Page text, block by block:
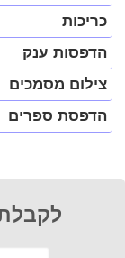
כריכות
הדפסות ענק
צילום מסמכים
הדפסת ספרים